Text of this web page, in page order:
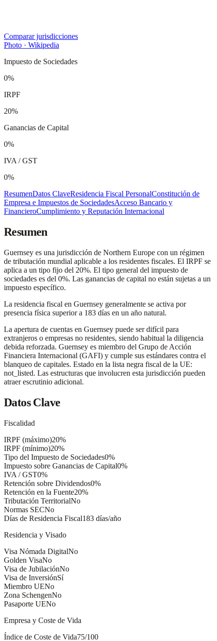
Comparar jurisdicciones
Photo · Wikipedia
Impuesto de Sociedades
0%
IRPF
20%
Ganancias de Capital
0%
IVA / GST
0%
ResumenDatos ClaveResidencia Fiscal PersonalConstitución de
Empresa e Impuestos de SociedadesAcceso Bancario y
FinancieroCumplimiento y Reputación Internacional
Resumen
Guernsey es una jurisdicción de Northern Europe con un régimen
de tributación mundial aplicable a los residentes fiscales. El IRPF se
aplica a un tipo fijo del 20%. El tipo general del impuesto de
sociedades es del 0%. Las ganancias de capital no están sujetas a un
impuesto específico.
La residencia fiscal en Guernsey generalmente se activa por
presencia física superior a 183 días en un año natural.
La apertura de cuentas en Guernsey puede ser difícil para
extranjeros o empresas no residentes, siendo habitual la diligencia
debida reforzada. Guernsey es miembro del Grupo de Acción
Financiera Internacional (GAFI) y cumple sus estándares contra el
blanqueo de capitales. Estado en la lista negra fiscal de la UE:
not_listed. Las estructuras que involucren esta jurisdicción pueden
atraer escrutinio adicional.
Datos Clave
Fiscalidad
IRPF (máximo)20%
IRPF (mínimo)20%
Tipo del Impuesto de Sociedades0%
Impuesto sobre Ganancias de Capital0%
IVA / GST0%
Retención sobre Dividendos0%
Retención en la Fuente20%
Tributación TerritorialNo
Normas SECNo
Días de Residencia Fiscal183 días/año
Residencia y Visado
Visa Nómada DigitalNo
Golden VisaNo
Visa de JubilaciónNo
Visa de InversiónSí
Miembro UENo
Zona SchengenNo
Pasaporte UENo
Empresa y Coste de Vida
Índice de Coste de Vida75/100